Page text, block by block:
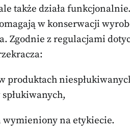
także działa
w konserwacji
Zgodnie z regulacjami
produktach
spłukiwanych,
wymieniony na etykiecie.